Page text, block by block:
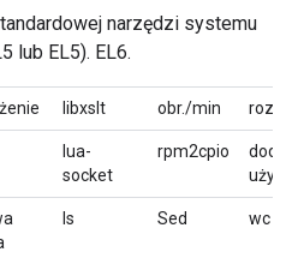
narzędzi systemu
lub EL5). EL6.
libxslt obr./min
lua-
socket
rpm2cpio
ls Sed wc